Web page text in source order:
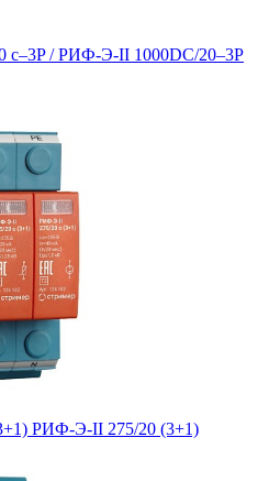
/ РИФ-Э-II 1000DC/20–3P
РИФ-Э-II 275/20 (3+1)